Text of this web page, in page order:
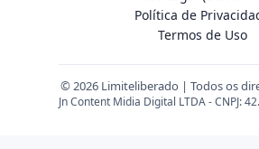
Política de
Termos de Uso
© 2026 Limiteliberado | Todos os
Jn Content Midia Digital LTDA - CNPJ: